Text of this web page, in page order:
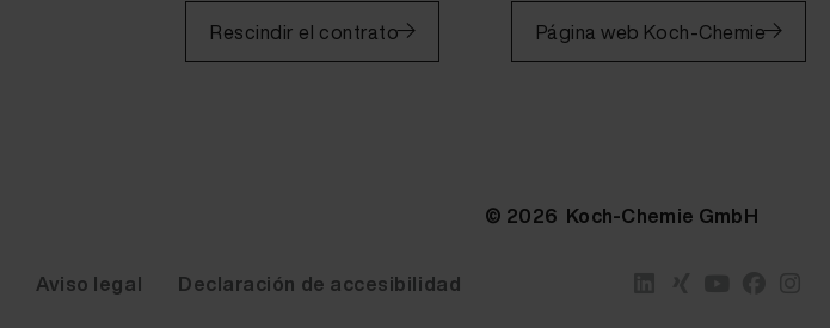
Rescindir el contrato Página web Koch-Chemie
© 2026 Koch-Chemie GmbH
Aviso legal Declaración de accesibilidad